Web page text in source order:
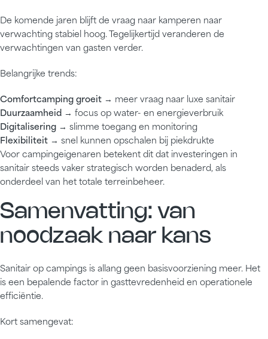
De komende jaren blijft de vraag naar kamperen naar
verwachting stabiel hoog. Tegelijkertijd veranderen de
verwachtingen van gasten verder.
Belangrijke trends:
Comfortcamping groeit → meer vraag naar luxe sanitair
Duurzaamheid → focus op water- en energieverbruik
Digitalisering → slimme toegang en monitoring
Flexibiliteit → snel kunnen opschalen bij piekdrukte
Voor campingeigenaren betekent dit dat investeringen in
sanitair steeds vaker strategisch worden benaderd, als
onderdeel van het totale terreinbeheer.
Samenvatting: van
noodzaak naar kans
Sanitair op campings is allang geen basisvoorziening meer. Het
is een bepalende factor in gasttevredenheid en operationele
efficiëntie.
Kort samengevat: